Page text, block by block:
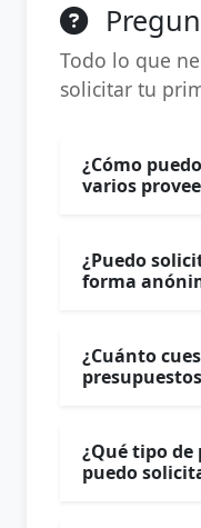
Todo lo que
solicitar tu
¿Cómo
varios
¿Puedo
forma
¿Cuánto
¿Qué tipo
puedo